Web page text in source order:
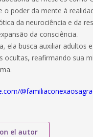
o poder da mente à
da neurociência e da
da consciência.
ela busca auxiliar adultos
ocultas, reafirmando sua
el autor